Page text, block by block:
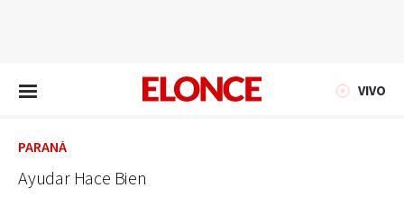
VIVO
PARANÁ
Ayudar Hace Bien